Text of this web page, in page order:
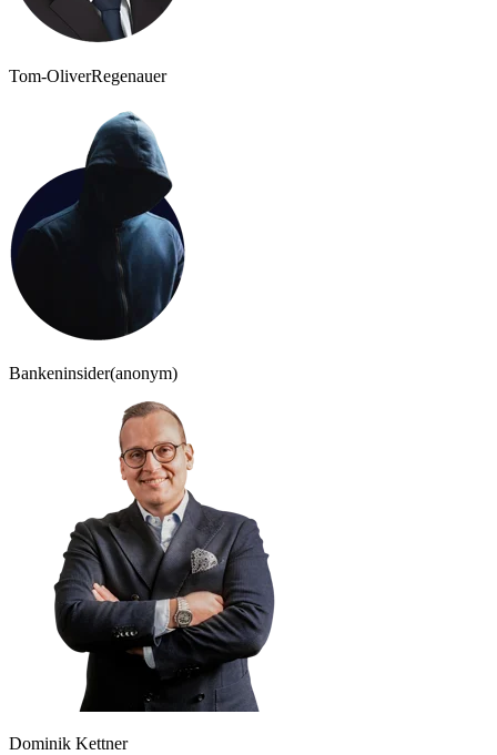
Tom-OliverRegenauer
Bankeninsider(anonym)
Dominik Kettner